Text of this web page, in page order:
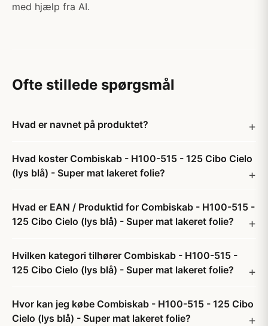
med hjælp fra AI.
Ofte stillede spørgsmål
Hvad er navnet på produktet?
Hvad koster Combiskab - H100-515 - 125 Cibo Cielo
(lys blå) - Super mat lakeret folie?
Hvad er EAN / Produktid for Combiskab - H100-515 -
125 Cibo Cielo (lys blå) - Super mat lakeret folie?
Hvilken kategori tilhører Combiskab - H100-515 -
125 Cibo Cielo (lys blå) - Super mat lakeret folie?
Hvor kan jeg købe Combiskab - H100-515 - 125 Cibo
Cielo (lys blå) - Super mat lakeret folie?